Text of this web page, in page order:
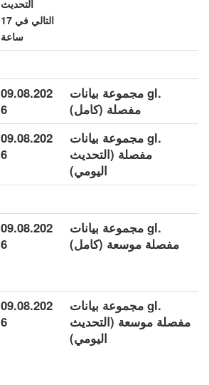
التحديث
التالي في 17
ساعة
.gl مجموعة بيانات
مفصلة (كامل)
09.08.202
6
.gl مجموعة بيانات
مفصلة (التحديث
اليومي)
09.08.202
6
.gl مجموعة بيانات
مفصلة موسعة (كامل)
09.08.202
6
.gl مجموعة بيانات
مفصلة موسعة (التحديث
اليومي)
09.08.202
6